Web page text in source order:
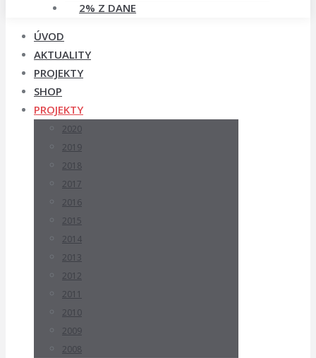
2% Z DANE
ÚVOD
AKTUALITY
PROJEKTY
SHOP
PROJEKTY
2020
2019
2018
2017
2016
2015
2014
2013
2012
2011
2010
2009
2008